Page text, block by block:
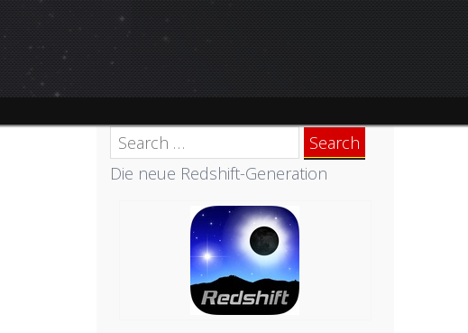
Search
for:
Die neue Redshift-Generation